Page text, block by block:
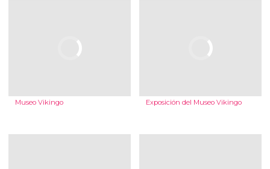
Museo Vikingo Exposición del Museo Vikingo